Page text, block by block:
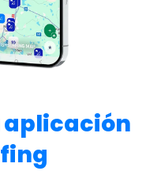
aplicación